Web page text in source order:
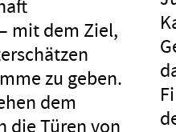
mit dem Ziel,
zu geben.
dem
die Türen von